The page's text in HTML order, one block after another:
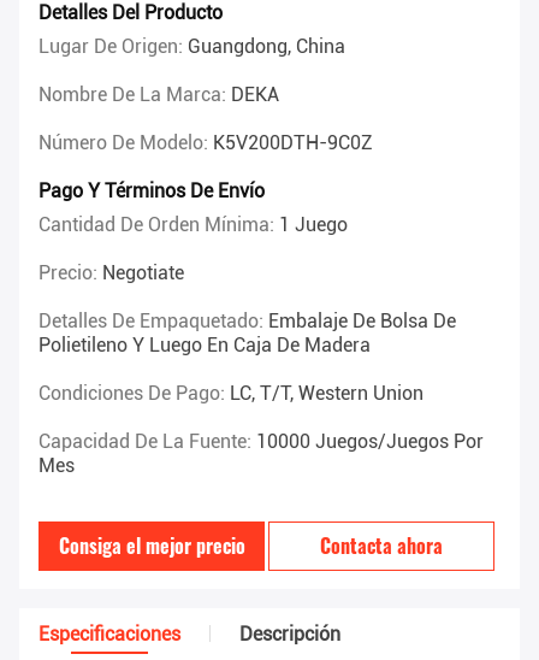
Detalles Del Producto
Lugar De Origen: Guangdong, China
Nombre De La Marca: DEKA
Número De Modelo: K5V200DTH-9C0Z
Pago Y Términos De Envío
Cantidad De Orden Mínima: 1 Juego
Precio: Negotiate
Detalles De Empaquetado: Embalaje De Bolsa De
Polietileno Y Luego En Caja De Madera
Condiciones De Pago: LC, T/T, Western Union
Capacidad De La Fuente: 10000 Juegos/juegos Por
Mes
Consiga el mejor precio Contacta ahora
Especificaciones Descripción